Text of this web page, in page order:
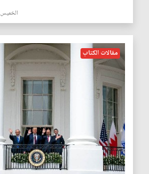
الخميس 15 تشرين الاول 2020
مقالات الكتاب